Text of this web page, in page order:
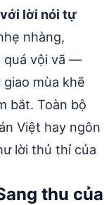
lời nói tự
nhàng,
quá vội vã —
mùa khẽ
bắt. Toàn bộ
Việt hay ngôn
lời thủ thỉ của
thu của